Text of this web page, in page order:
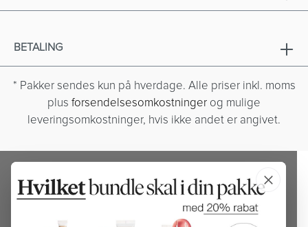
BETALING
* Pakker sendes kun på hverdage. Alle priser inkl. moms
plus forsendelsesomkostninger og mulige
leveringsomkostninger, hvis ikke andet er angivet.